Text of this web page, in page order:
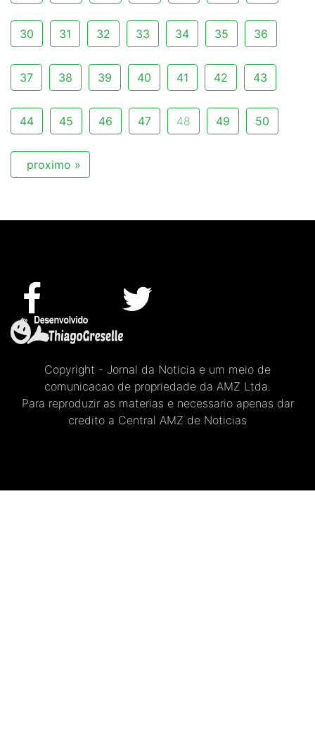
30 31 32 33 34 35 36
37 38 39 40 41 42 43
44 45 46 47 48 49 50
proximo »
Copyright - Jornal da Noticia e um meio de
comunicacao de propriedade da AMZ Ltda.
Para reproduzir as materias e necessario apenas dar
credito a Central AMZ de Noticias